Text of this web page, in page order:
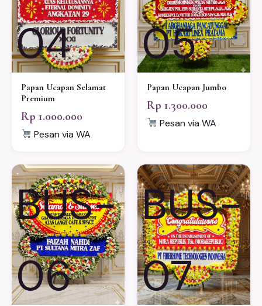
04
Papan Ucapan Selamat
Premium
Rp 1.000.000
Pesan via WA
05
Papan Ucapan Jumbo
Rp 1.300.000
Pesan via WA
BUS-
06
BUS-
07